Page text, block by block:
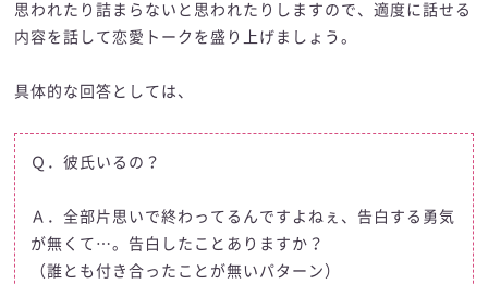
思われたり詰まらないと思われたりしますので、適度に話せる
内容を話して恋愛トークを盛り上げましょう。
具体的な回答としては、
Ｑ．彼氏いるの？
Ａ．全部片思いで終わってるんですよねぇ、告白する勇気
が無くて…。告白したことありますか？
（誰とも付き合ったことが無いパターン）